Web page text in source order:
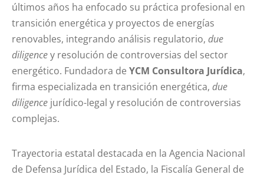
últimos años ha enfocado su práctica profesional en
transición energética y proyectos de energías
renovables, integrando análisis regulatorio, due
diligencey resolución de controversias del sector
energético. Fundadora de YCM Consultora Jurídica,
firma especializada en transición energética, due
diligence jurídico-legal y resolución de controversias
complejas.
Trayectoria estatal destacada en la Agencia Nacional
de Defensa Jurídica del Estado, la Fiscalía General de